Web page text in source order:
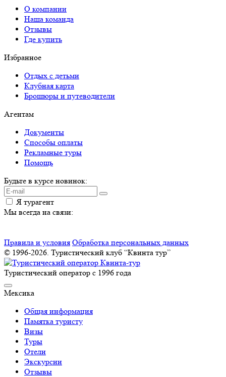
О компании
Наша команда
Отзывы
Где купить
Избранное
Отдых с детьми
Клубная карта
Брошюры и путеводители
Агентам
Документы
Способы оплаты
Рекламные туры
Помощь
Будьте в курсе новинок:
Я турагент
Мы всегда на связи:
Правила и условия Обработка персональных данных
© 1996-2026. Туристический клуб “Квинта тур”
Туристический оператор с 1996 года
Мексика
Общая информация
Памятка туристу
Визы
Туры
Отели
Экскурсии
Отзывы